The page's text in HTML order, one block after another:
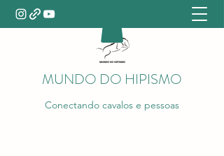
MUNDO DO HIPISMO
Conectando cavalos e pessoas